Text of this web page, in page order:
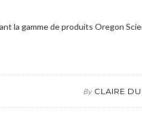
la gamme de produits Oregon
By CLAIRE